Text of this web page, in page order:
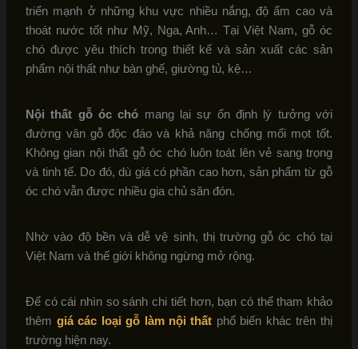
triển mạnh ở những khu vực nhiều nắng, độ ẩm cao và
thoát nước tốt như Mỹ, Nga, Anh… Tại Việt Nam, gỗ óc
chó được yêu thích trong thiết kế và sản xuất các sản
phẩm nội thất như bàn ghế, giường tủ, kệ…
Nội thất gỗ óc chó mang lại sự ổn định lý tưởng với
đường vân gỗ độc đáo và khả năng chống mối mọt tốt.
Không gian nội thất gỗ óc chó luôn toát lên vẻ sang trọng
và tinh tế. Do đó, dù giá có phần cao hơn, sản phẩm từ gỗ
óc chó vẫn được nhiều gia chủ săn đón.
Nhờ vào độ bền và dễ vệ sinh, thị trường gỗ óc chó tại
Việt Nam và thế giới không ngừng mở rộng.
Để có cái nhìn so sánh chi tiết hơn, bạn có thể tham khảo
thêm giá các loại gỗ làm nội thất phổ biến khác trên thị
trường hiện nay.